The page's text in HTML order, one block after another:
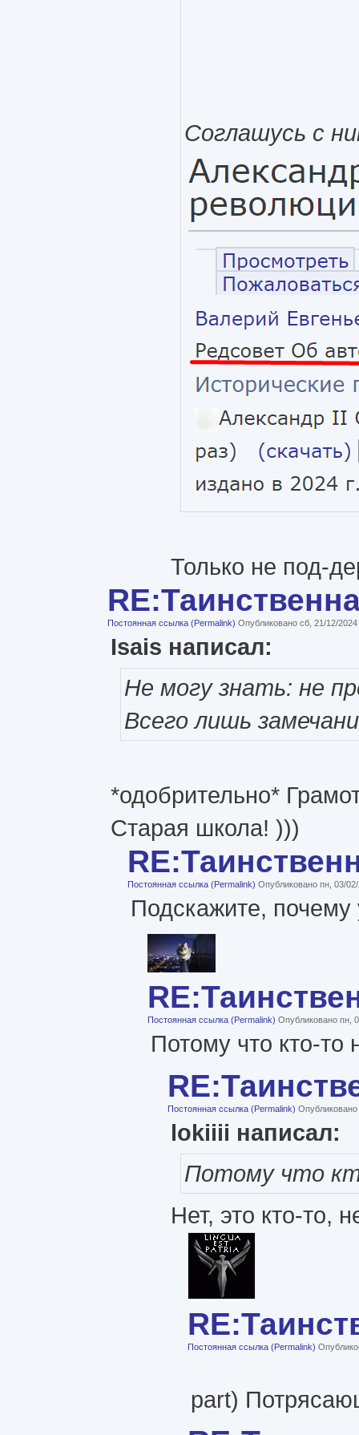
Соглашусь с
Только не под-
Постоянная ссылка (Permalink) Опубликовано сб, 21/12/
Isais написал:
Не могу знать: не
Всего лишь
*одобрительно*
Старая школа! )))
Постоянная ссылка (Permalink) Опубликовано пн, 03/
Подскажите, почему
Постоянная ссылка (Permalink) Опубликовано пн,
Потому что кто-
Постоянная ссылка (Permalink)
lokiiii написал:
Потому что
Нет, это кто-то,
Постоянная ссылка (Permalink)
part)